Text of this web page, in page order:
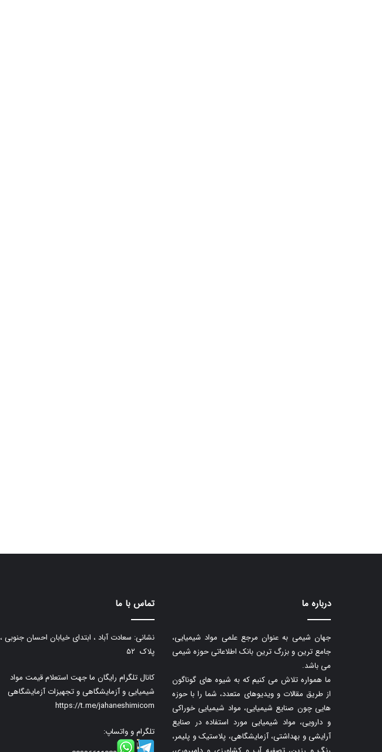
درباره ما
جهان شیمی به عنوان مرجع علمی مواد شیمیایی،
جامع ترین و بزرگ ترین بانک اطلاعاتی حوزه شیمی
می باشد.
ما همواره تلاش می کنیم که به شیوه های گوناگون
از طریق مقالات و ویدیوهای متعدد، شما را با حوزه
هایی چون صنایع شیمیایی، مواد شیمیایی خوراکی
و دارویی، مواد شیمیایی مورد استفاده در صنایع
آرایشی و بهداشتی، آزمایشگاهی، پلاستیک و پلیمر،
تماس با ما
نشانی: سعادت آباد ، ابتدای خیابان احسان جنوبی ،
پلاک ۵۲
کانال تلگرام رایگان ما جهت استعلام قیمت مواد
شیمیایی و آزمایشگاهی و تجهیزات آزمایشگاهی
https://t.me/jahaneshimicom
تلگرام و واتساپ: